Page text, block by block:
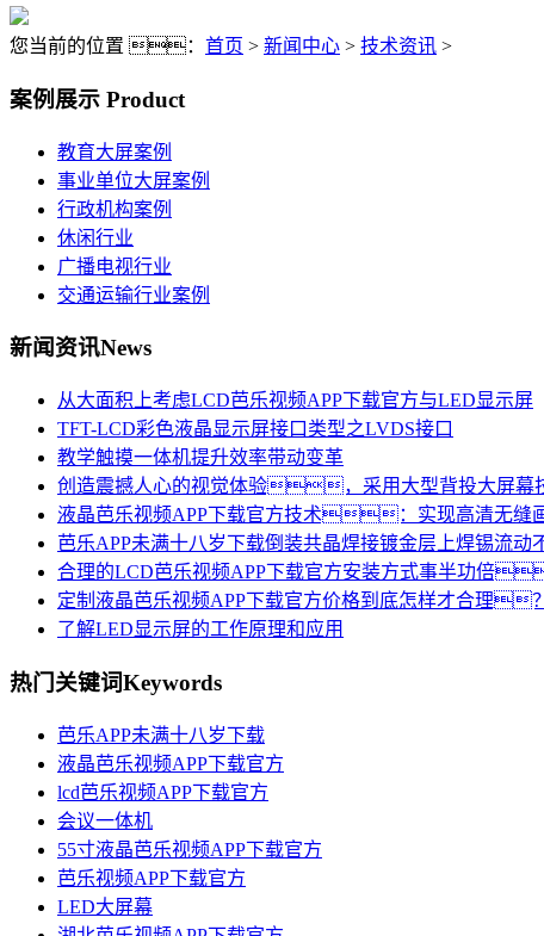
您当前的位置 ： 首页 > 新闻中心 > 技术资讯 >
案例展示 Product
教育大屏案例
事业单位大屏案例
行政机构案例
休闲行业
广播电视行业
交通运输行业案例
新闻资讯News
从大面积上考虑LCD芭乐视频APP下载官方与LED显示屏
TFT-LCD彩色液晶显示屏接口类型之LVDS接口
教学触摸一体机提升效率带动变革
创造震撼人心的视觉体验，采用大型背投大屏幕
液晶芭乐视频APP下载官方技术：实现高清无缝
芭乐APP未满十八岁下载倒装共晶焊接镀金层上焊锡流
合理的LCD芭乐视频APP下载官方安装方式事半功倍
定制液晶芭乐视频APP下载官方价格到底怎样才合理？
了解LED显示屏的工作原理和应用
热门关键词Keywords
芭乐APP未满十八岁下载
液晶芭乐视频APP下载官方
lcd芭乐视频APP下载官方
会议一体机
55寸液晶芭乐视频APP下载官方
芭乐视频APP下载官方
LED大屏幕